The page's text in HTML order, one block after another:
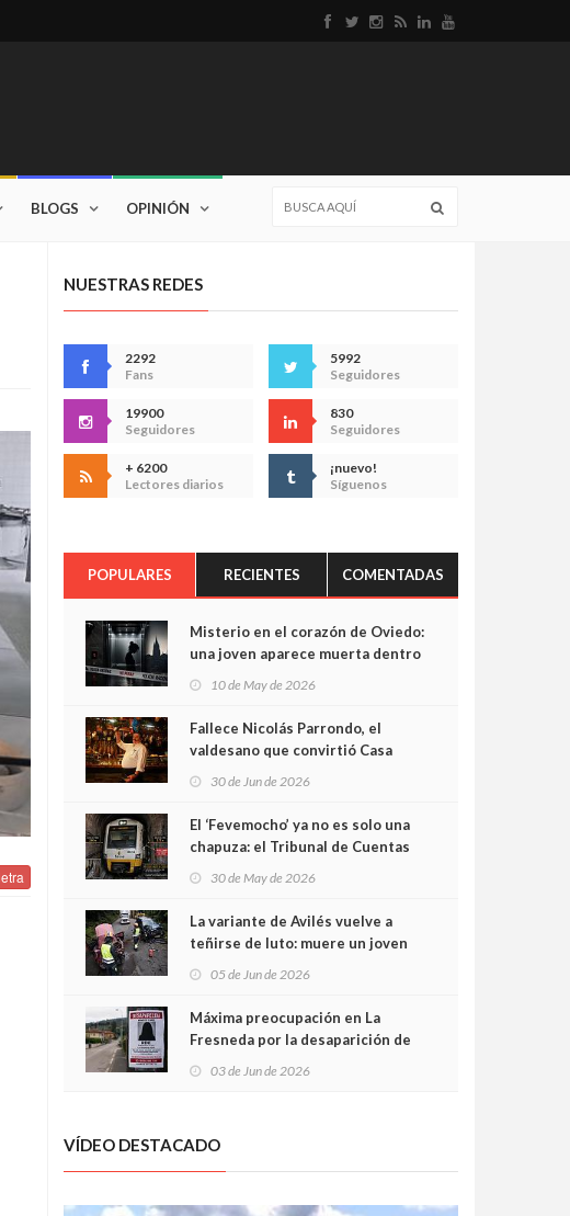
BLOGS OPINIÓN
NUESTRAS REDES
2292
Fans
5992
Seguidores
19900
Seguidores
830
Seguidores
+ 6200
Lectores diarios
¡nuevo!
Síguenos
POPULARES RECIENTES COMENTADAS
Misterio en el corazón de Oviedo:
una joven aparece muerta dentro
cámaras captan sus últimos
minutos
10 de May de 2026
Fallece Nicolás Parrondo, el
valdesano que convirtió Casa
30 de Jun de 2026
El ‘Fevemocho’ ya no es solo una
chapuza: el Tribunal de Cuentas
sobrecoste de los trenes que no
cabían por los túneles
30 de May de 2026
La variante de Avilés vuelve a
teñirse de luto: muere un joven
05 de Jun de 2026
Máxima preocupación en La
Fresneda por la desaparición de
03 de Jun de 2026
VÍDEO DESTACADO